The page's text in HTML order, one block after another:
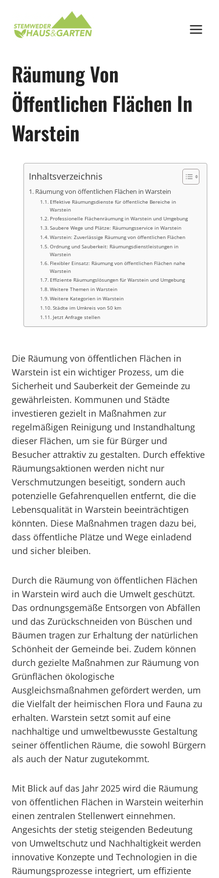
springen
Räumung Von
Öffentlichen Flächen In
Warstein
Inhaltsverzeichnis
Räumung von öffentlichen Flächen in Warstein
Effektive Räumungsdienste für öffentliche Bereiche in
Warstein
Professionelle Flächenräumung in Warstein und Umgebung
Saubere Wege und Plätze: Räumungsservice in Warstein
Warstein: Zuverlässige Räumung von öffentlichen Flächen
Ordnung und Sauberkeit: Räumungsdienstleistungen in
Warstein
Flexibler Einsatz: Räumung von öffentlichen Flächen nahe
Warstein
Effiziente Räumungslösungen für Warstein und Umgebung
Weitere Themen in Warstein
Weitere Kategorien in Warstein
Städte im Umkreis von 50 km
Jetzt Anfrage stellen
Die Räumung von öffentlichen Flächen in
Warstein ist ein wichtiger Prozess, um die
Sicherheit und Sauberkeit der Gemeinde zu
gewährleisten. Kommunen und Städte
investieren gezielt in Maßnahmen zur
regelmäßigen Reinigung und Instandhaltung
dieser Flächen, um sie für Bürger und
Besucher attraktiv zu gestalten. Durch effektive
Räumungsaktionen werden nicht nur
Verschmutzungen beseitigt, sondern auch
potenzielle Gefahrenquellen entfernt, die die
Lebensqualität in Warstein beeinträchtigen
könnten. Diese Maßnahmen tragen dazu bei,
dass öffentliche Plätze und Wege einladend
und sicher bleiben.
Durch die Räumung von öffentlichen Flächen
in Warstein wird auch die Umwelt geschützt.
Das ordnungsgemäße Entsorgen von Abfällen
und das Zurückschneiden von Büschen und
Bäumen tragen zur Erhaltung der natürlichen
Schönheit der Gemeinde bei. Zudem können
durch gezielte Maßnahmen zur Räumung von
Grünflächen ökologische
Ausgleichsmaßnahmen gefördert werden, um
die Vielfalt der heimischen Flora und Fauna zu
erhalten. Warstein setzt somit auf eine
nachhaltige und umweltbewusste Gestaltung
seiner öffentlichen Räume, die sowohl Bürgern
als auch der Natur zugutekommt.
Mit Blick auf das Jahr 2025 wird die Räumung
von öffentlichen Flächen in Warstein weiterhin
einen zentralen Stellenwert einnehmen.
Angesichts der stetig steigenden Bedeutung
von Umweltschutz und Nachhaltigkeit werden
innovative Konzepte und Technologien in die
Räumungsprozesse integriert, um effiziente